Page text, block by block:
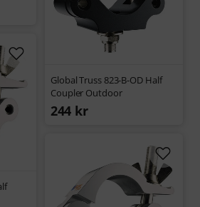
Global Truss 823-B-OD Half
Coupler Outdoor
244 kr